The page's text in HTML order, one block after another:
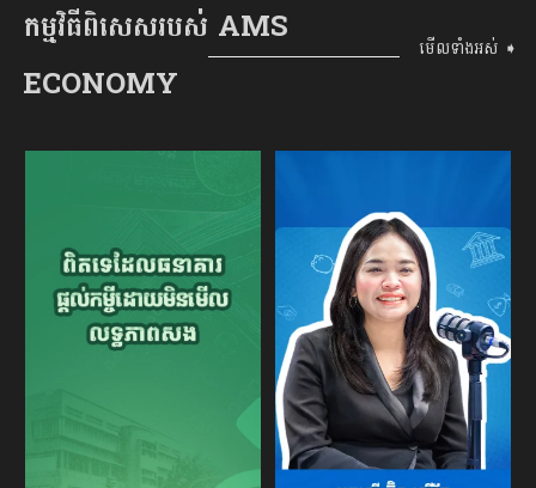
កម្មវិធីពិសេសរបស់ AMS
ECONOMY
មើលទាំងអស់ ➧